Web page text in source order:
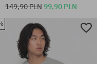
rozmiary:
149,90 PLN99,90 PLN